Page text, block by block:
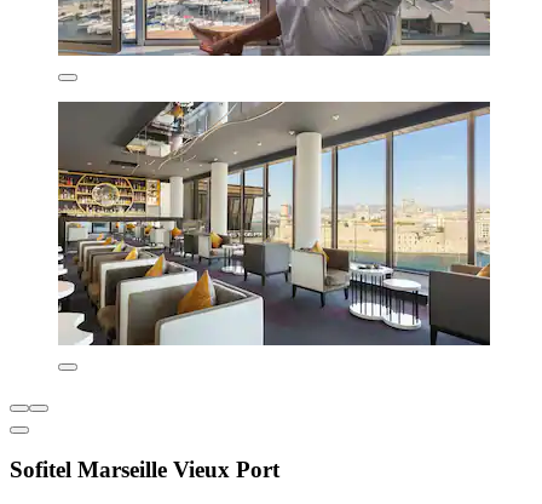
Sofitel Marseille Vieux Port